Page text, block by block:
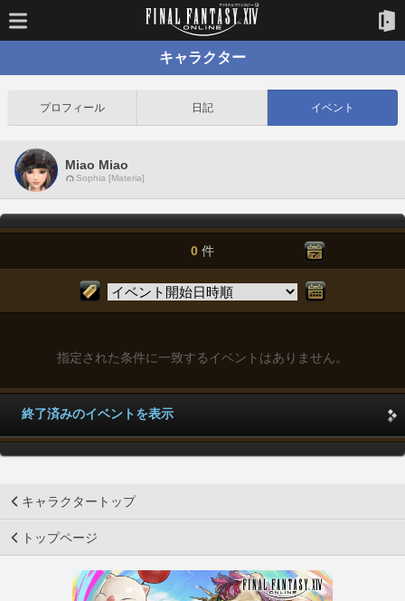
キャラクター
プロフィール 日記 イベント
Miao Miao
Sophia [Materia]
0 件
指定された条件に一致するイベントはありません。
終了済みのイベントを表示
キャラクタートップ
トップページ